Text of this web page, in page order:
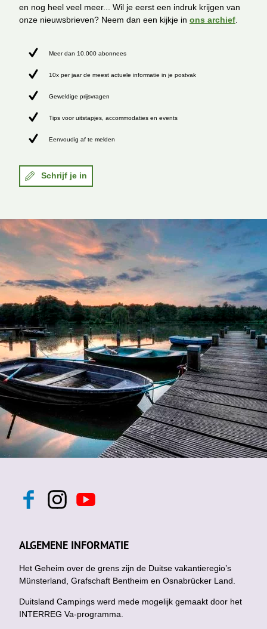
en nog heel veel meer... Wil je eerst een indruk krijgen van
onze nieuwsbrieven? Neem dan een kijkje in ons archief
Meer dan 10.000 abonnees
10x per jaar de meest actuele informatie in je postvak
Geweldige prijsvragen
Tips voor uitstapjes, accommodaties en events
Eenvoudig af te melden
Schrijf je in
F
b
o
k
I
n
a
g
a
m
Y
o
u
b
ALGEMENE INFORMATIE
Het Geheim over de grens zijn de Duitse vakantieregio’s
Münsterland, Grafschaft Bentheim en Osnabrücker Land.
Duitsland Campings werd mede mogelijk gemaakt door het
INTERREG Va-programma.